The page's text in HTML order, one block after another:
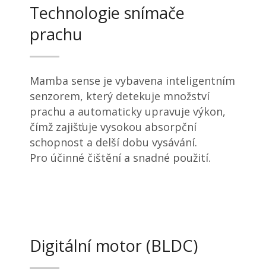
Technologie snímače
prachu
Mamba sense je vybavena inteligentním
senzorem, který detekuje množství
prachu a automaticky upravuje výkon,
čímž zajišťuje vysokou absorpční
schopnost a delší dobu vysávání.
Pro účinné čištění a snadné použití.
Digitální motor (BLDC)